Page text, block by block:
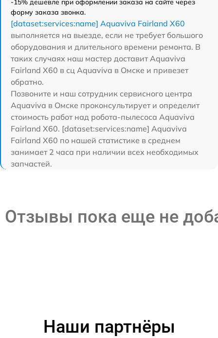
-15% дешевле при оформлении заказа на сайте через
форму заказа звонка.
[dataset:services:name] Aquaviva Fairland X60
выполняется на выезде, если не требует большого
оборудования и длительного времени ремонта. В
таких случаях наш мастер доставит Aquaviva
Fairland X60 в сц Aquaviva в Омске и привезет
обратно.
Позвоните и наш сотрудник сервисного центра
Aquaviva в Омске проконсультирует и определит
стоимость работ над робота-пылесоса Aquaviva
Fairland X60. [dataset:services:name] Aquaviva
Fairland X60 по нашей статистике в среднем
занимает 2 часа при наличии всех необходимых
запчастей.
Отзывы пока еще не
Наши партнёры